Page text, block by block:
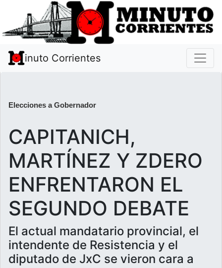
inuto Corrientes
Elecciones a Gobernador
CAPITANICH,
MARTÍNEZ Y ZDERO
ENFRENTARON EL
SEGUNDO DEBATE
El actual mandatario provincial, el
intendente de Resistencia y el
diputado de JxC se vieron cara a